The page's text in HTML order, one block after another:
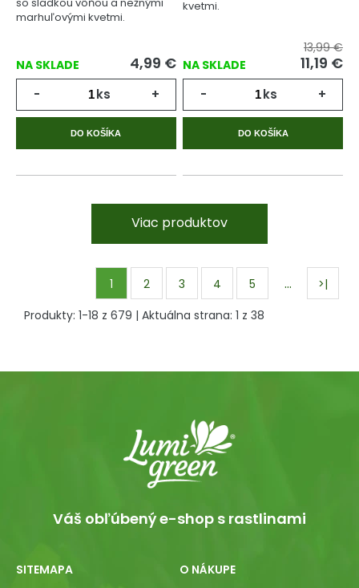
marhuľovými kvetmi.
NA SKLADE 4,99 €
- ks +
DO KOŠÍKA
kvetmi.
NA SKLADE
13,99 €
11,19 €
- ks +
DO KOŠÍKA
Viac produktov
1 2 3 4 5 …
>|
Produkty: 1-18 z 679 | Aktuálna strana: 1 z 38
Váš obľúbený e-shop s rastlinami
SITEMAPA O NÁKUPE